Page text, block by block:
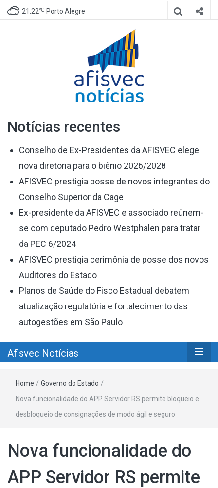
21.22℃ Porto Alegre
Notícias
Notícias recentes
Conselho de Ex-Presidentes da AFISVEC elege
nova diretoria para o biênio 2026/2028
AFISVEC prestigia posse de novos integrantes do
Conselho Superior da Cage
Ex-presidente da AFISVEC e associado reúnem-
se com deputado Pedro Westphalen para tratar
da PEC 6/2024
AFISVEC prestigia cerimônia de posse dos novos
Auditores do Estado
Planos de Saúde do Fisco Estadual debatem
atualização regulatória e fortalecimento das
autogestões em São Paulo
Afisvec Notícias
Home / Governo do Estado /
Nova funcionalidade do APP Servidor RS permite bloqueio e
desbloqueio de consignações de modo ágil e seguro
Nova funcionalidade do
APP Servidor RS permite